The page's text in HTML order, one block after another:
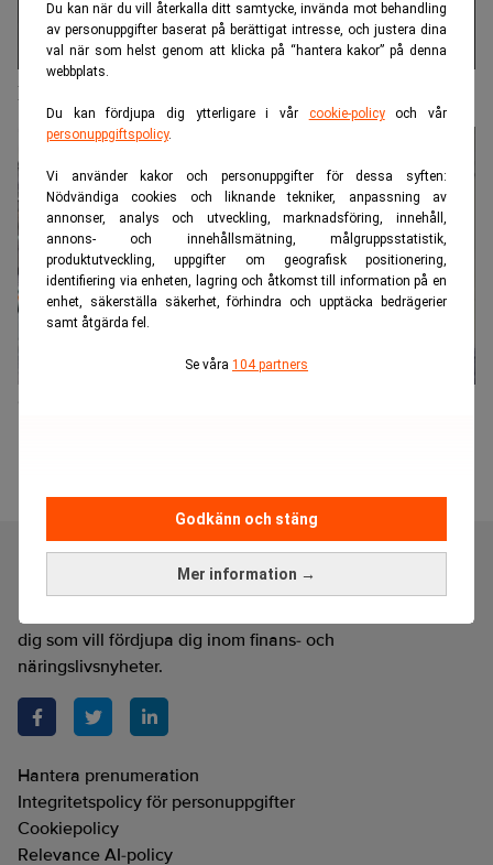
Du kan när du vill återkalla ditt samtycke, invända mot behandling
av personuppgifter baserat på berättigat intresse, och justera dina
val när som helst genom att klicka på “hantera kakor” på denna
webbplats.
Du kan fördjupa dig ytterligare i vår cookie-policyoch vår
personuppgiftspolicy.
Vi använder kakor och personuppgifter för dessa syften:
Nödvändiga cookies och liknande tekniker, anpassning av
annonser, analys och utveckling, marknadsföring, innehåll,
annons- och innehållsmätning, målgruppsstatistik,
produktutveckling, uppgifter om geografisk positionering,
identifiering via enheten, lagring och åtkomst till information på en
enhet, säkerställa säkerhet, förhindra och upptäcka bedrägerier
samt åtgärda fel.
Se våra 104 partners
Mer information →
Godkänn och stäng
Didner tror fortsatt på banker
Realtid är en oberoende och kostnadsfri nyhetskanal för
dig som vill fördjupa dig inom finans- och
näringslivsnyheter.
Hantera prenumeration
Integritetspolicy för personuppgifter
Cookiepolicy
Relevance AI-policy